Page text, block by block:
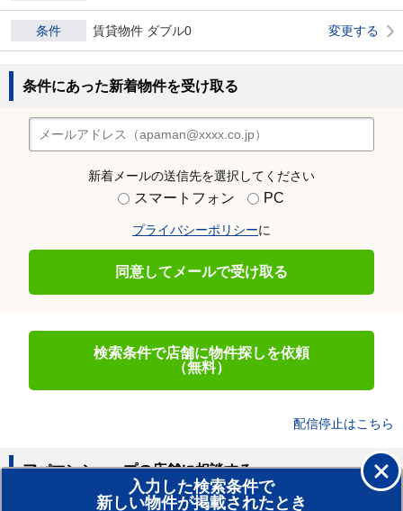
条件 賃貸物件 ダブル0 変更する
条件にあった新着物件を受け取る
新着メールの送信先を選択してください
スマートフォン PC
プライバシーポリシーに
同意してメールで受け取る
検索条件で店舗に物件探しを依頼
（無料）
配信停止はこちら
入力した検索条件で
新しい物件が掲載されたとき
アパマンショップの店舗に相談する